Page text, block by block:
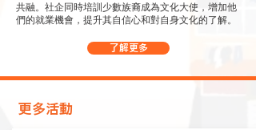
共融。社企同時培訓少數族裔成為文化大使，增加他
們的就業機會，提升其自信心和對自身文化的了解。
了解更多
​更多活動